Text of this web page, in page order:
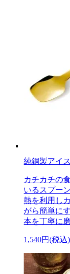
純銅製アイ
カチカチの
いるスプー
熱を利用し
がら簡単に
本を丁寧に
1,540円(税込)